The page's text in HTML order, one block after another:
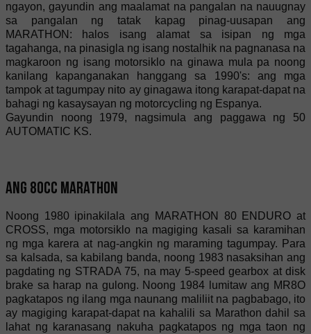
ngayon, gayundin ang maalamat na pangalan na nauugnay
sa pangalan ng tatak kapag pinag-uusapan ang
MARATHON: halos isang alamat sa isipan ng mga
tagahanga, na pinasigla ng isang nostalhik na pagnanasa na
magkaroon ng isang motorsiklo na ginawa mula pa noong
kanilang kapanganakan hanggang sa 1990's: ang mga
tampok at tagumpay nito ay ginagawa itong karapat-dapat na
bahagi ng kasaysayan ng motorcycling ng Espanya.
Gayundin noong 1979, nagsimula ang paggawa ng 50
AUTOMATIC KS.
Ang 80cc Marathon
Noong 1980 ipinakilala ang MARATHON 80 ENDURO at
CROSS, mga motorsiklo na magiging kasali sa karamihan
ng mga karera at nag-angkin ng maraming tagumpay. Para
sa kalsada, sa kabilang banda, noong 1983 nasaksihan ang
pagdating ng STRADA 75, na may 5-speed gearbox at disk
brake sa harap na gulong. Noong 1984 lumitaw ang MR8O
pagkatapos ng ilang mga naunang maliliit na pagbabago, ito
ay magiging karapat-dapat na kahalili sa Marathon dahil sa
lahat ng karanasang nakuha pagkatapos ng mga taon ng